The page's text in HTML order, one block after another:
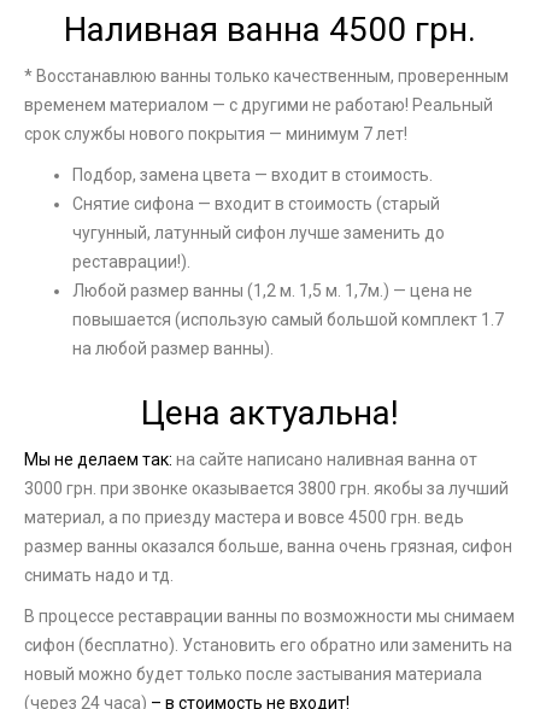
Наливная ванна 4500 грн.
* Восстанавлюю ванны только качественным, проверенным
временем материалом — с другими не работаю! Реальный
срок службы нового покрытия — минимум 7 лет!
Подбор, замена цвета — входит в стоимость.
Снятие сифона — входит в стоимость (старый
чугунный, латунный сифон лучше заменить до
реставрации!).
Любой размер ванны (1,2 м. 1,5 м. 1,7м.) — цена не
повышается (использую самый большой комплект 1.7
на любой размер ванны).
Цена актуальна!
Мы не делаем так: на сайте написано наливная ванна от
3000 грн. при звонке оказывается 3800 грн. якобы за лучший
материал, а по приезду мастера и вовсе 4500 грн. ведь
размер ванны оказался больше, ванна очень грязная, сифон
снимать надо и тд.
В процессе реставрации ванны по возможности мы снимаем
сифон (бесплатно). Установить его обратно или заменить на
новый можно будет только после застывания материала
(через 24 часа) – в стоимость не входит!